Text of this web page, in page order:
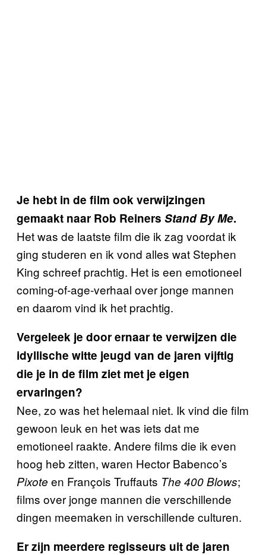
Je hebt in de film ook verwijzingen
gemaakt naar Rob Reiners Stand By Me.
Het was de laatste film die ik zag voordat ik
ging studeren en ik vond alles wat Stephen
King schreef prachtig. Het is een emotioneel
coming-of-age-verhaal over jonge mannen
en daarom vind ik het prachtig.
Vergeleek je door ernaar te verwijzen die
idyllische witte jeugd van de jaren vijftig
die je in de film ziet met je eigen
ervaringen?
Nee, zo was het helemaal niet. Ik vind die film
gewoon leuk en het was iets dat me
emotioneel raakte. Andere films die ik even
hoog heb zitten, waren Hector Babenco’s
Pixote en François Truffauts The 400 Blows;
films over jonge mannen die verschillende
dingen meemaken in verschillende culturen.
Er zijn meerdere regisseurs uit de jaren